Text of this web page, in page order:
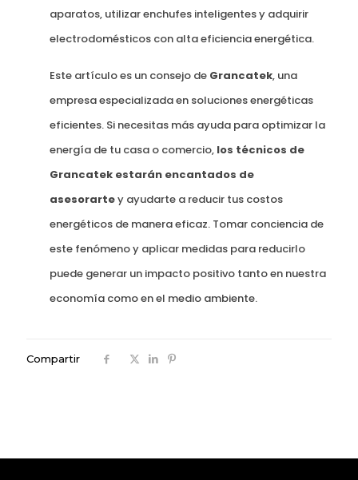
aparatos, utilizar enchufes inteligentes y adquirir
electrodomésticos con alta eficiencia energética.
Este artículo es un consejo de Grancatek, una
empresa especializada en soluciones energéticas
eficientes. Si necesitas más ayuda para optimizar la
energía de tu casa o comercio, los técnicos de
Grancatek estarán encantados de
asesorartey ayudarte a reducir tus costos
energéticos de manera eficaz. Tomar conciencia de
este fenómeno y aplicar medidas para reducirlo
puede generar un impacto positivo tanto en nuestra
economía como en el medio ambiente.
Compartir